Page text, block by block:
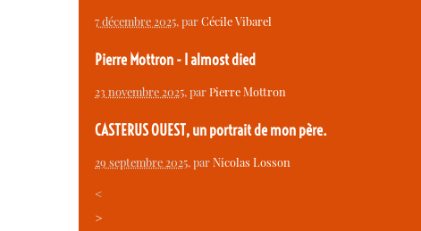
7 décembre 2025, parCécile Vibarel
Pierre Mottron - I almost died
23 novembre 2025, parPierre Mottron
CASTERUS OUEST, un portrait de mon père.
29 septembre 2025, parNicolas Losson
<
>